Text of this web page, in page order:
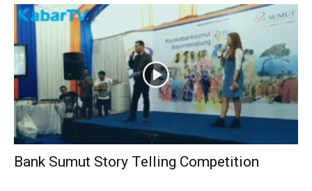
Bank Sumut Story Telling Competition